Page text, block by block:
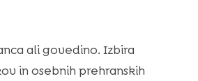
ali govedino. Izbira
in osebnih prehranskih